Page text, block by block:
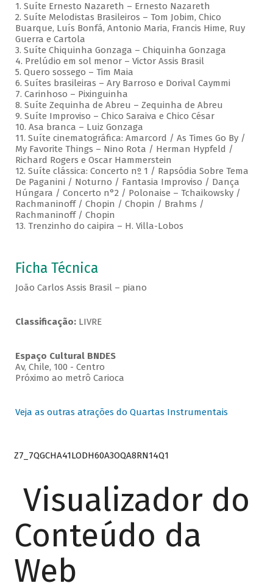
1. Suíte Ernesto Nazareth – Ernesto Nazareth
2. Suíte Melodistas Brasileiros – Tom Jobim, Chico
Buarque, Luís Bonfá, Antonio Maria, Francis Hime, Ruy
Guerra e Cartola
3. Suíte Chiquinha Gonzaga – Chiquinha Gonzaga
4. Prelúdio em sol menor – Victor Assis Brasil
5. Quero sossego – Tim Maia
6. Suítes brasileiras – Ary Barroso e Dorival Caymmi
7. Carinhoso – Pixinguinha
8. Suíte Zequinha de Abreu – Zequinha de Abreu
9. Suíte Improviso – Chico Saraiva e Chico César
10. Asa branca – Luiz Gonzaga
11. Suíte cinematográfica: Amarcord / As Times Go By /
My Favorite Things – Nino Rota / Herman Hypfeld /
Richard Rogers e Oscar Hammerstein
12. Suíte clássica: Concerto nº 1 / Rapsódia Sobre Tema
De Paganini / Noturno / Fantasia Improviso / Dança
Húngara / Concerto n°2 / Polonaise – Tchaikowsky /
Rachmaninoff / Chopin / Chopin / Brahms /
Rachmaninoff / Chopin
13. Trenzinho do caipira – H. Villa-Lobos
Ficha Técnica
João Carlos Assis Brasil – piano
Classificação: LIVRE
Espaço Cultural BNDES
Av, Chile, 100 - Centro
Próximo ao metrô Carioca
Veja as outras atrações do Quartas Instrumentais
Z7_7QGCHA41LODH60A3OQA8RN14Q1
Visualizador do
Conteúdo da
Web